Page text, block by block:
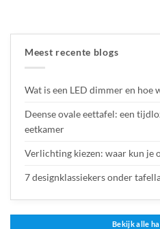
Meest recente blogs
Wat is een LED dimmer en hoe
Deense ovale eettafel: een
eetkamer
Verlichting kiezen: waar kun je
7 designklassiekers onder
Bekijk alle